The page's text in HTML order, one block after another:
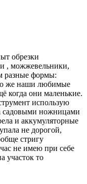
обрезки
, можжевельники,
разные формы:
же наши любимые
они маленькие.
использую
садовыми ножницами
и аккумуляторные
не дорогой,
стригу
не имею при себе
участок то